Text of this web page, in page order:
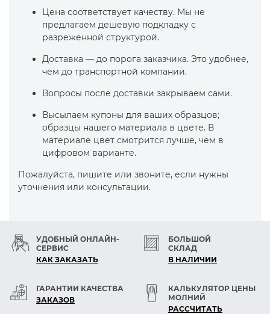
Цена соответствует качеству. Мы не
предлагаем дешевую подкладку с
разреженной структурой.
Доставка — до порога заказчика. Это удобнее,
чем до транспортной компании.
Вопросы после доставки закрываем сами.
Высылаем купоны для ваших образцов;
образцы нашего материала в цвете. В
материале цвет смотрится лучше, чем в
цифровом варианте.
Пожалуйста, пишите или звоните, если нужны
уточнения или консультации.
УДОБНЫЙ ОНЛАЙН-
СЕРВИС
КАК ЗАКАЗАТЬ
БОЛЬШОЙ
СКЛАД
В НАЛИЧИИ
ГАРАНТИИ КАЧЕСТВА
ЗАКАЗОВ
КАЛЬКУЛЯТОР ЦЕНЫ
МОЛНИЙ
РАСCЧИТАТЬ